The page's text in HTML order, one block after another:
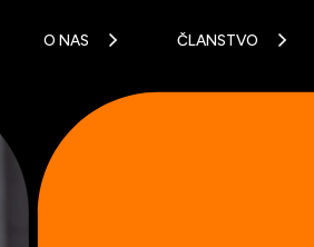
O NAS ČLANSTVO